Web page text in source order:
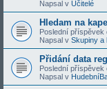
Napsal v Učitelé
Hledam na
Poslední příspěvek
Napsal v Skupiny a
Přidání data
Poslední příspěvek
Napsal v